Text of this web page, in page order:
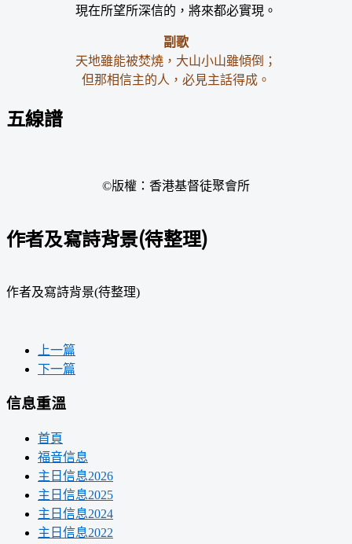
現在所望所深信的，將來都必實現。
副歌
天地雖能被焚燒，大山小山雖傾倒；
但那相信主的人，必見主話得成。
五線譜
©版權：香港基督徒聚會所
作者及寫詩背景(待整理)
作者及寫詩背景(待整理)
上一篇
下一篇
信息重溫
首頁
福音信息
主日信息2026
主日信息2025
主日信息2024
主日信息2022